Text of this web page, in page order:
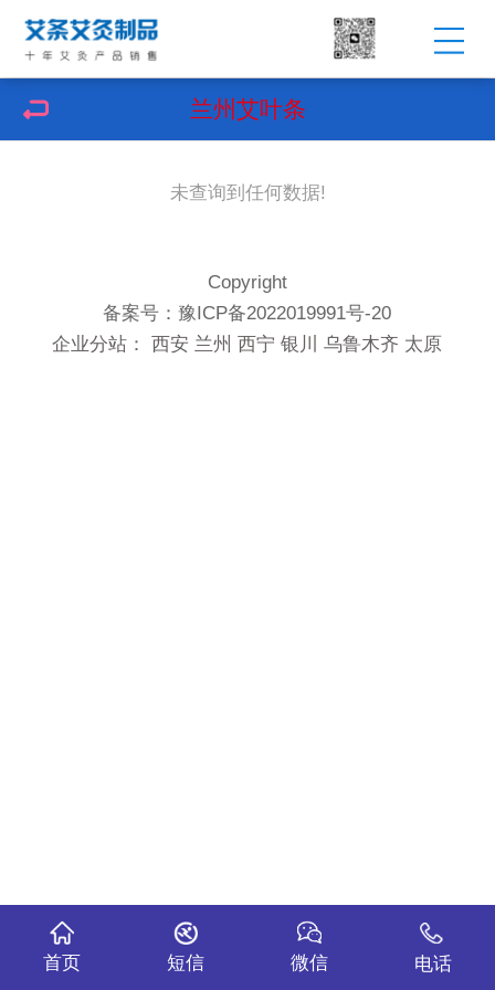
兰州艾叶条
未查询到任何数据!
Copyright
备案号：豫ICP备2022019991号-20
企业分站：
西安 兰州 西宁 银川 乌鲁木齐 太原
首页 短信 微信 电话